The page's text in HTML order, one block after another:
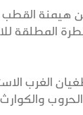
القطب
المطلقة
الغرب